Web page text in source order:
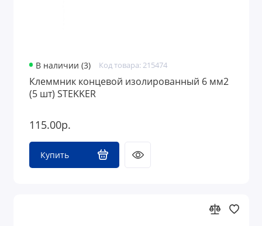
В наличии (3) Код товара: 215474
Клеммник концевой изолированный 6 мм2
(5 шт) STEKKER
115.00р.
Купить